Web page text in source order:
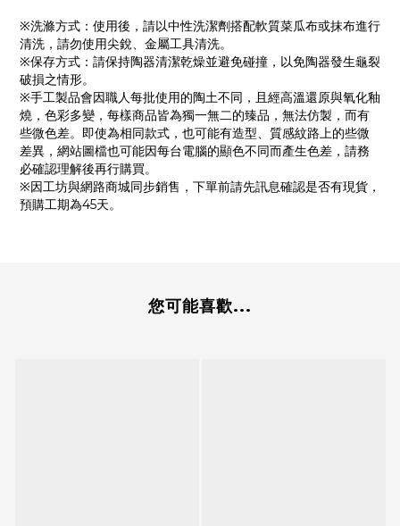
※洗滌方式：使用後，請以中性洗潔劑搭配軟質菜瓜布或抹布進行
清洗，請勿使用尖銳、金屬工具清洗。
※保存方式：請保持陶器清潔乾燥並避免碰撞，以免陶器發生龜裂
破損之情形。
※手工製品會因職人每批使用的陶土不同，且經高溫還原與氧化釉
燒，色彩多變，每樣商品皆為獨一無二的臻品，無法仿製，而有
些微色差。即使為相同款式，也可能有造型、質感紋路上的些微
差異，網站圖檔也可能因每台電腦的顯色不同而產生色差，請務
必確認理解後再行購買。
※因工坊與網路商城同步銷售，下單前請先訊息確認是否有現貨，
預購工期為45天。
您可能喜歡...